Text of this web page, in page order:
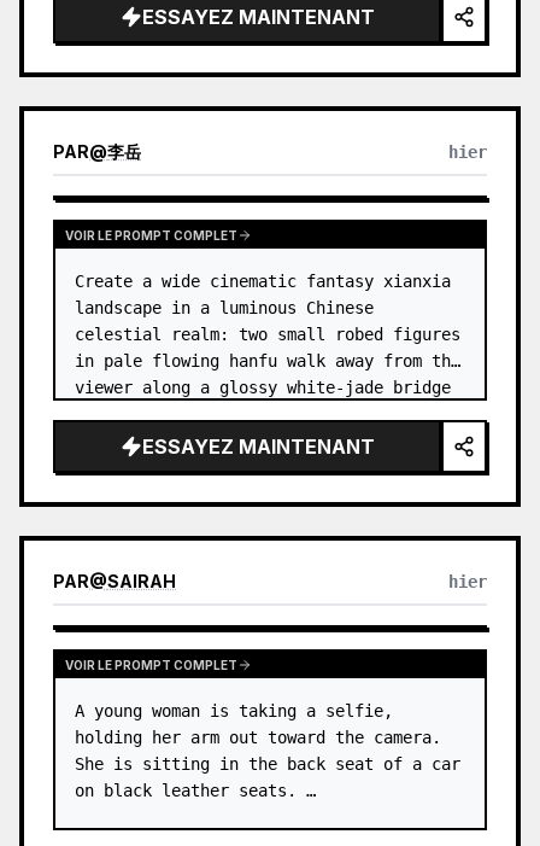
leaning her cheek on one hand and
smiling with one eye closed at a wooden
ESSAYEZ MAINTENANT
PAR@李岳 hier
VOIR LE PROMPT COMPLET
Create a wide cinematic fantasy xianxia
landscape in a luminous Chinese
celestial realm: two small robed figures
in pale flowing hanfu walk away from the
viewer along a glossy white-jade bridge
rising from a mirror-still l…
ESSAYEZ MAINTENANT
PAR@SAIRAH hier
VOIR LE PROMPT COMPLET
A young woman is taking a selfie,
holding her arm out toward the camera.
She is sitting in the back seat of a car
on black leather seats. …